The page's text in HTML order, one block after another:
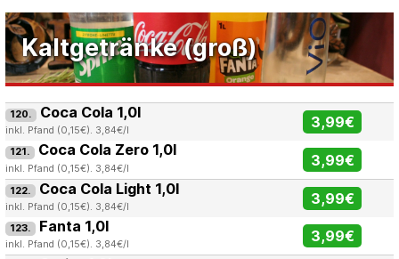
Kaltgetränke (groß)
120. Coca Cola 1,0l
inkl. Pfand (0,15€). 3,84€/l 3,99€
121. Coca Cola Zero 1,0l
inkl. Pfand (0,15€). 3,84€/l 3,99€
122. Coca Cola Light 1,0l
inkl. Pfand (0,15€). 3,84€/l 3,99€
123. Fanta 1,0l
inkl. Pfand (0,15€). 3,84€/l 3,99€